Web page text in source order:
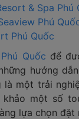
& Spa Phú
Phú
Phú Quốc
Quốc để
hướng
là một trải
một số
lựa chọn đặt